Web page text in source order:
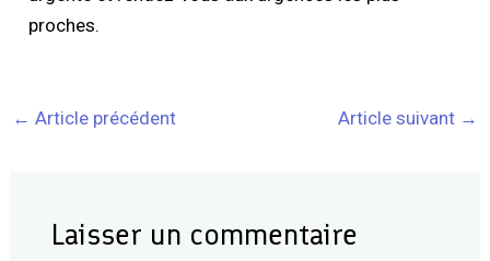
proches.
← Article précédent Article suivant →
Laisser un commentaire